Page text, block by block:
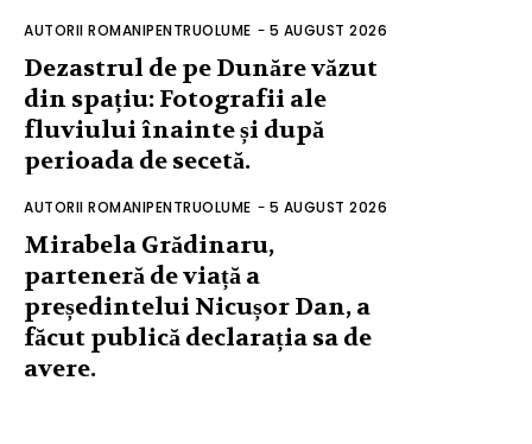
AUTORII ROMANIPENTRUOLUME - 5 AUGUST 2026
Dezastrul de pe Dunăre văzut
din spațiu: Fotografii ale
fluviului înainte și după
perioada de secetă.
AUTORII ROMANIPENTRUOLUME - 5 AUGUST 2026
Mirabela Grădinaru,
parteneră de viață a
președintelui Nicușor Dan, a
făcut publică declarația sa de
avere.